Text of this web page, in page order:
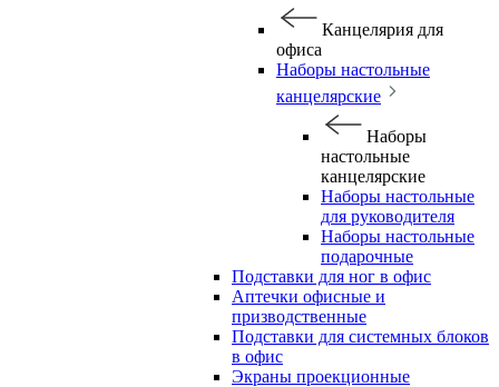
Канцелярия для
офиса
Наборы настольные
канцелярские
Наборы
настольные
канцелярские
Наборы настольные
для руководителя
Наборы настольные
подарочные
Подставки для ног в офис
Аптечки офисные и
призводственные
Подставки для системных блоков
в офис
Экраны проекционные